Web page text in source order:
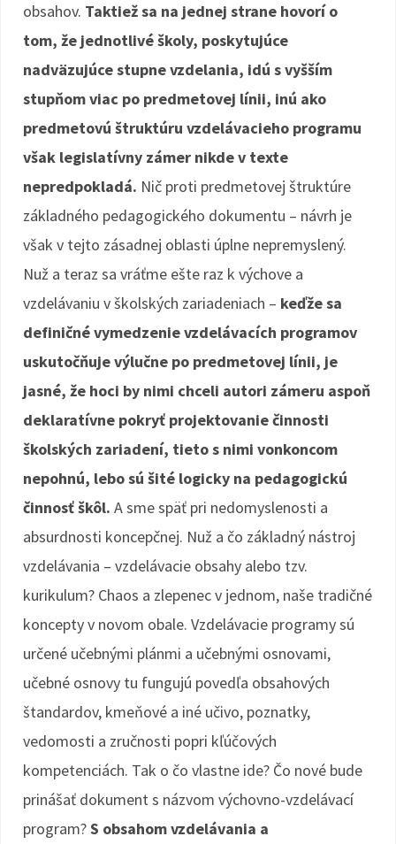
obsahov. Taktiež sa na jednej strane hovorí o
tom, že jednotlivé školy, poskytujúce
nadväzujúce stupne vzdelania, idú s vyšším
stupňom viac po predmetovej línii, inú ako
predmetovú štruktúru vzdelávacieho programu
však legislatívny zámer nikde v texte
nepredpokladá. Nič proti predmetovej štruktúre
základného pedagogického dokumentu – návrh je
však v tejto zásadnej oblasti úplne nepremyslený.
Nuž a teraz sa vráťme ešte raz k výchove a
vzdelávaniu v školských zariadeniach – keďže sa
definičné vymedzenie vzdelávacích programov
uskutočňuje výlučne po predmetovej línii, je
jasné, že hoci by nimi chceli autori zámeru aspoň
deklaratívne pokryť projektovanie činnosti
školských zariadení, tieto s nimi vonkoncom
nepohnú, lebo sú šité logicky na pedagogickú
činnosť škôl. A sme späť pri nedomyslenosti a
absurdnosti koncepčnej. Nuž a čo základný nástroj
vzdelávania – vzdelávacie obsahy alebo tzv.
kurikulum? Chaos a zlepenec v jednom, naše tradičné
koncepty v novom obale. Vzdelávacie programy sú
určené učebnými plánmi a učebnými osnovami,
učebné osnovy tu fungujú povedľa obsahových
štandardov, kmeňové a iné učivo, poznatky,
vedomosti a zručnosti popri kľúčových
kompetenciách. Tak o čo vlastne ide? Čo nové bude
prinášať dokument s názvom výchovno-vzdelávací
program?S obsahom vzdelávania a